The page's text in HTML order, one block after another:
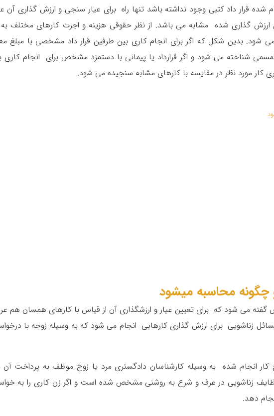
قرار داد کتبی وجود نداشته باشد تنها راه برای عیار سنجی و ارزش گذاری آن
ارزش گذاری شده مشابه می باشد. از نظر حقوقی هزینه و اجرت کارهای مختلف
شود. بدین شکل که اگر برای انجام کاری بین طرفین قرار داد مشخصی با مبلغ
شناخته می شود و اگر قرارداد یا پیمانی با دستمزد مشخص برای انجام کاری
کار مورد نظر در مقایسه با کارهای مشابه سنجیده می شود.
محاسبه میشود
می شود که برای تعیین عیار و ارزشگذاری آن از قیاس با کارهای همسان هم
زناشویی برای ارزش گذاری کارهایی انجام می شود که به وسیله زوجه با
انجام شده به وسیله کارشناسان دادگستری مرد یا زوج موظف به پرداخت
زناشویی در عرف و شرع به روشنی مشخص شده است و اگر زن کاری را به
دهد.